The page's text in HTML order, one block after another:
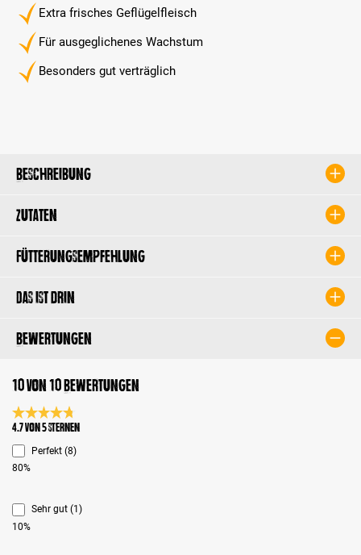
Extra frisches Geflügelfleisch
Für ausgeglichenes Wachstum
Besonders gut verträglich
Beschreibung
Zutaten
Fütterungsempfehlung
Das ist drin
Bewertungen
10 von 10 Bewertungen
Durchschnittliche Bewertung 4.7 von 5 Sternen
4.7 von 5 Sternen
Perfekt (8)
80%
Sehr gut (1)
10%